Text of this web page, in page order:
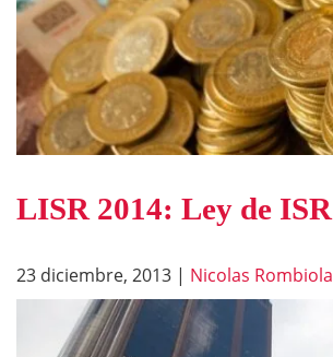
LISR 2014: Ley de ISR
23 diciembre, 2013 | Nicolas Rombiola